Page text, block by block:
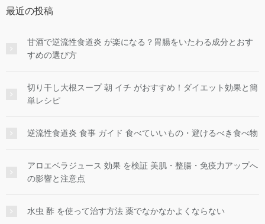
最近の投稿
甘酒で逆流性食道炎 が楽になる？胃腸をいたわる成分とおす
すめの選び方
切り干し大根スープ 朝 イチ がおすすめ！ダイエット効果と簡
単レシピ
逆流性食道炎 食事 ガイド 食べていいもの・避けるべき食べ物
アロエベラジュース 効果 を検証 美肌・整腸・免疫力アップへ
の影響と注意点
水虫 酢 を使って治す方法 薬でなかなかよくならない